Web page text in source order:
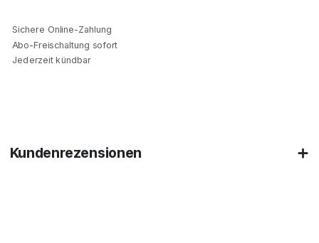
Sichere Online-Zahlung
Abo-Freischaltung sofort
Jederzeit kündbar
Kundenrezensionen